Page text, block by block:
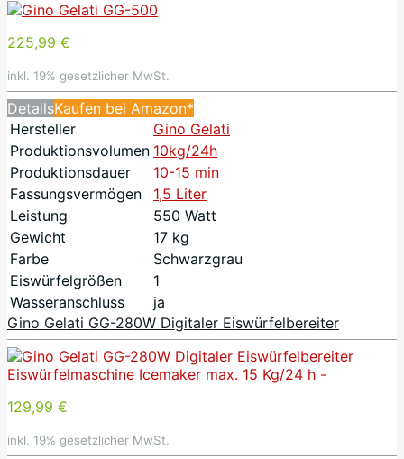
225,99 €
inkl. 19% gesetzlicher MwSt.
DetailsKaufen bei Amazon*
Hersteller
Gino Gelati
Produktionsvolumen 10kg/24h
Produktionsdauer
10-15 min
Fassungsvermögen
1,5 Liter
Leistung
550 Watt
Gewicht
17 kg
Farbe
Schwarzgrau
Eiswürfelgrößen
1
Wasseranschluss
ja
Gino Gelati GG-280W Digitaler Eiswürfelbereiter
129,99 €
inkl. 19% gesetzlicher MwSt.